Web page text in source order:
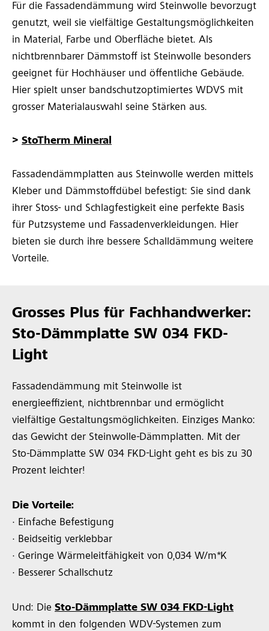
Für die Fassadendämmung wird Steinwolle bevorzugt
genutzt, weil sie vielfältige Gestaltungsmöglichkeiten
in Material, Farbe und Oberfläche bietet. Als
nichtbrennbarer Dämmstoff ist Steinwolle besonders
geeignet für Hochhäuser und öffentliche Gebäude.
Hier spielt unser bandschutzoptimiertes WDVS mit
grosser Materialauswahl seine Stärken aus.
> StoTherm Mineral
Fassadendämmplatten aus Steinwolle werden mittels
Kleber und Dämmstoffdübel befestigt: Sie sind dank
ihrer Stoss- und Schlagfestigkeit eine perfekte Basis
für Putzsysteme und Fassadenverkleidungen. Hier
bieten sie durch ihre bessere Schalldämmung weitere
Vorteile.
Grosses Plus für Fachhandwerker:
Sto-Dämmplatte SW 034 FKD-
Light
Fassadendämmung mit Steinwolle ist
energieeffizient, nichtbrennbar und ermöglicht
vielfältige Gestaltungsmöglichkeiten. Einziges Manko:
das Gewicht der Steinwolle-Dämmplatten. Mit der
Sto-Dämmplatte SW 034 FKD-Light geht es bis zu 30
Prozent leichter!
Die Vorteile:
· Einfache Befestigung
· Beidseitig verklebbar
· Geringe Wärmeleitfähigkeit von 0,034 W/m*K
· Besserer Schallschutz
Und: Die Sto-Dämmplatte SW 034 FKD-Light
kommt in den folgenden WDV-Systemen zum